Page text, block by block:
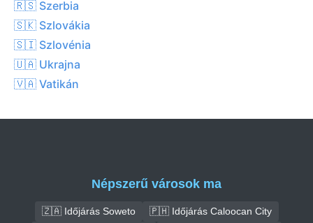
🇷🇸 Szerbia
🇸🇰 Szlovákia
🇸🇮 Szlovénia
🇺🇦 Ukrajna
🇻🇦 Vatikán
Népszerű városok ma
🇿🇦 Időjárás Soweto
🇵🇭 Időjárás Caloocan City